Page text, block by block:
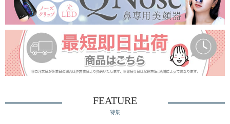
FEATURE
特集